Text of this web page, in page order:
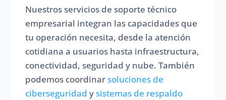
Nuestros servicios de soporte técnico
empresarial integran las capacidades que
tu operación necesita, desde la atención
cotidiana a usuarios hasta infraestructura,
conectividad, seguridad y nube. También
podemos coordinarsoluciones de
ciberseguridad ysistemas de respaldo